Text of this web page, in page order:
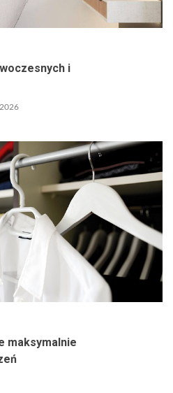
i
maksymalnie